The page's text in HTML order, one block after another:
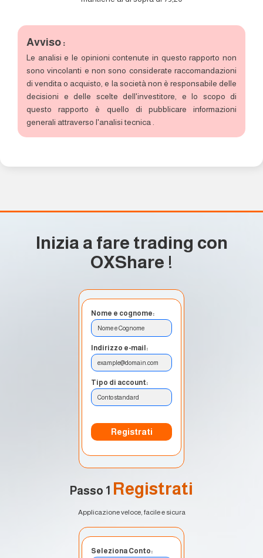
Avviso :
Le analisi e le opinioni contenute in questo rapporto non
sono vincolanti e non sono considerate raccomandazioni
di vendita o acquisto, e la società non è responsabile delle
decisioni e delle scelte dell'investitore, e lo scopo di
questo rapporto è quello di pubblicare informazioni
generali attraverso l'analisi tecnica .
Inizia a fare trading con
OXShare !
Nome e cognome:
Nome e Cognome
Indirizzo e-mail:
example@domain.com
Tipo di account:
Conto standard
Registrati
Passo 1 Registrati
Applicazione veloce, facile e sicura
Seleziona Conto: